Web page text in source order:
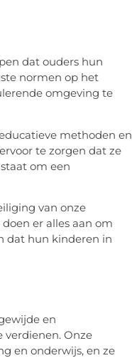
dat ouders hun
normen op het
omgeving te
methoden en
te zorgen dat ze
om een
van onze
er alles aan om
dat hun kinderen in
en
verdienen. Onze
en onderwijs, en ze